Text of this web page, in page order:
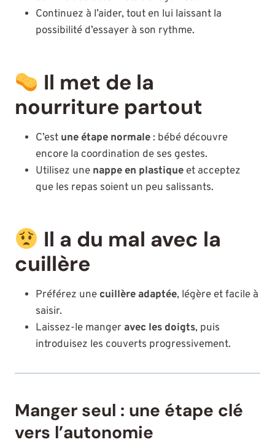
Continuez à l’aider, tout en lui laissant la
possibilité d’essayer à son rythme.
Il met de la
nourriture partout
C’est une étape normale: bébé découvre
encore la coordination de ses gestes.
Utilisez une nappe en plastique et acceptez
que les repas soient un peu salissants.
Il a du mal avec la
cuillère
Préférez une cuillère adaptée, légère et facile à
saisir.
Laissez-le mangeravec les doigts, puis
introduisez les couverts progressivement.
Manger seul : une étape clé
vers l’autonomie